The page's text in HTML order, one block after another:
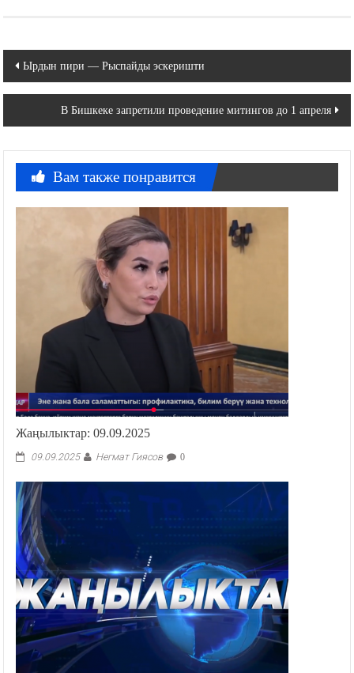
Навигация
по
записям
Ырдын пири — Рыспайды эскеришти
В Бишкеке запретили проведение митингов до 1 апреля
Вам также понравится
Жаңылыктар: 09.09.2025
09.09.2025 Негмат Гиясов 0